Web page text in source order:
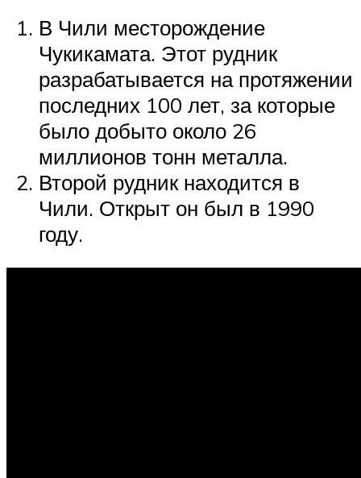
В Чили месторождение
Чукикамата. Этот рудник
разрабатывается на протяжении
последних 100 лет, за которые
было добыто около 26
миллионов тонн металла.
Второй рудник находится в
Чили. Открыт он был в 1990
году.